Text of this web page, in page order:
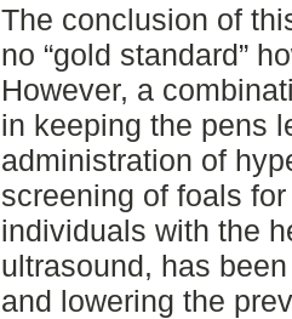
The conclusion of
no “gold standard”
However, a
in keeping the pens
administration of
screening of foals
individuals with the
ultrasound, has
and lowering the